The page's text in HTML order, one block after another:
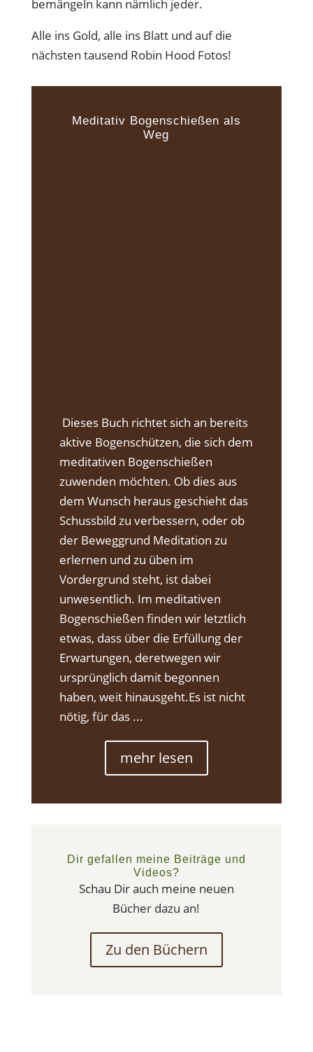
bemängeln kann nämlich jeder.
Alle ins Gold, alle ins Blatt und auf die
nächsten tausend Robin Hood Fotos!
Meditativ Bogenschießen als
Weg
Dieses Buch richtet sich an bereits
aktive Bogenschützen, die sich dem
meditativen Bogenschießen
zuwenden möchten. Ob dies aus
dem Wunsch heraus geschieht das
Schussbild zu verbessern, oder ob
der Beweggrund Meditation zu
erlernen und zu üben im
Vordergrund steht, ist dabei
unwesentlich. Im meditativen
Bogenschießen finden wir letztlich
etwas, dass über die Erfüllung der
Erwartungen, deretwegen wir
ursprünglich damit begonnen
haben, weit hinausgeht.Es ist nicht
nötig, für das ...
mehr lesen
Dir gefallen meine Beiträge und
Videos?
Schau Dir auch meine neuen
Bücher dazu an!
Zu den Büchern